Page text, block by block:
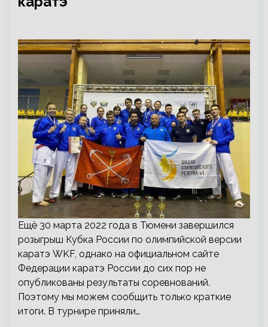
Ещё 30 марта 2022 года в Тюмени завершился
розыгрыш Кубка России по олимпийской версии
каратэ WKF, однако на официальном сайте
Федерации каратэ России до сих пор не
опубликованы результаты соревнований.
Поэтому мы можем сообщить только краткие
итоги. В турнире приняли…